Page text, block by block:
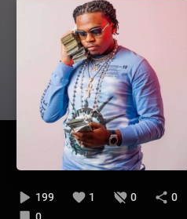
199 1 0
0